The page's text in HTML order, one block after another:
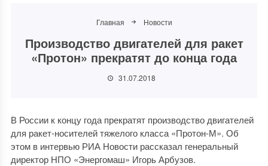
Главная Новости
Производство двигателей для ракет
«Протон» прекратят до конца года
31.07.2018
В России к концу года прекратят производство двигателей
для ракет-носителей тяжелого класса «Протон-М». Об
этом в интервью РИА Новости рассказал генеральный
директор НПО «Энергомаш» Игорь Арбузов.